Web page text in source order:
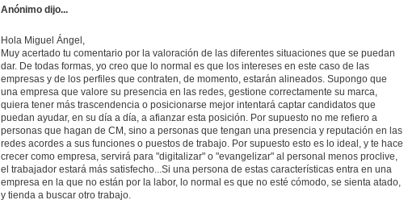
Anónimo dijo...
Hola Miguel Ángel,
Muy acertado tu comentario por la valoración de las diferentes situaciones que se puedan
dar. De todas formas, yo creo que lo normal es que los intereses en este caso de las
empresas y de los perfiles que contraten, de momento, estarán alineados. Supongo que
una empresa que valore su presencia en las redes, gestione correctamente su marca,
quiera tener más trascendencia o posicionarse mejor intentará captar candidatos que
puedan ayudar, en su día a día, a afianzar esta posición. Por supuesto no me refiero a
personas que hagan de CM, sino a personas que tengan una presencia y reputación en las
redes acordes a sus funciones o puestos de trabajo. Por supuesto esto es lo ideal, y te hace
crecer como empresa, servirá para "digitalizar" o "evangelizar" al personal menos proclive,
el trabajador estará más satisfecho...Si una persona de estas características entra en una
empresa en la que no están por la labor, lo normal es que no esté cómodo, se sienta atado,
y tienda a buscar otro trabajo.